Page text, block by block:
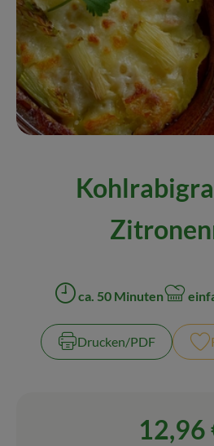
Naturkost
Wein
Getränke
Kosmetik & Drogerie
Wir empfehlen
So geht's
Über uns
Veranstaltungen
Zubreitungszeit:
ca. 50 Minuten
Drucken​/​PDF
12,96